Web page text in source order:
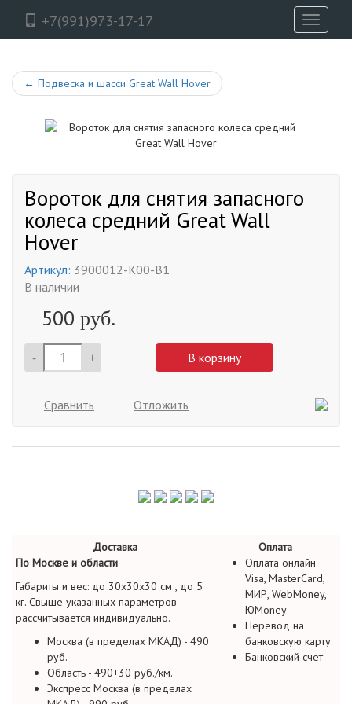
+7(991)973-17-17
Toggle
← Подвеска и шасси Great Wall Hover
Вороток для снятия запасного
колеса средний Great Wall
Hover
Артикул: 3900012-K00-B1
В наличии
500 руб.
- + В корзину
Сравнить Отложить
Доставка
Оплата
По Москве и области
Габариты и вес: до 30х30х30 см , до 5
кг. Свыше указанных параметров
рассчитывается индивидуально.
Москва (в пределах МКАД) - 490
руб.
Область - 490+30 руб./км.
Экспресс Москва (в пределах
Оплата онлайн
Visa, MasterCard,
МИР, WebMoney,
ЮMoney
Перевод на
банковскую карту
Банковский счет